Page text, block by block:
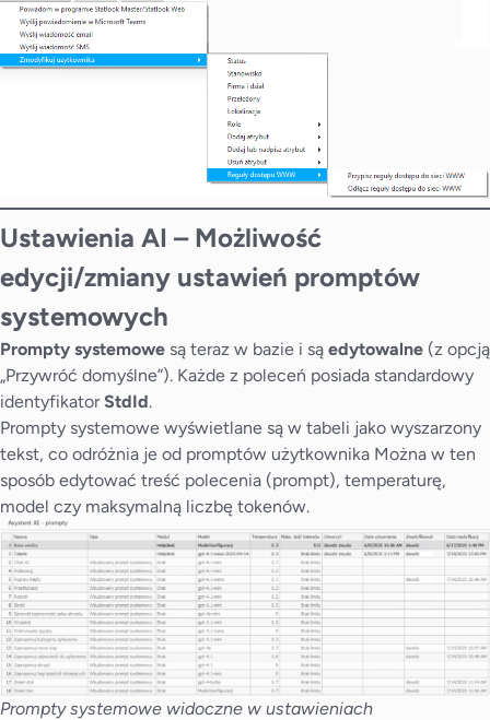
Ustawienia AI – Możliwość
edycji/zmiany ustawień promptów
systemowych
Prompty systemowe są teraz w bazie i są edytowalne (z opcją
„Przywróć domyślne”). Każde z poleceń posiada standardowy
identyfikator StdId.
Prompty systemowe wyświetlane są w tabeli jako wyszarzony
tekst, co odróżnia je od promptów użytkownika Można w ten
sposób edytować treść polecenia (prompt), temperaturę,
model czy maksymalną liczbę tokenów.
Prompty systemowe widoczne w ustawieniach